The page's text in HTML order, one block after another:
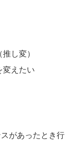
し変）
変えたい
があったとき行